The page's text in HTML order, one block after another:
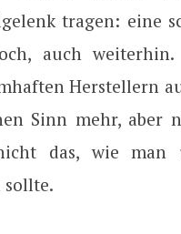
tragen: eine
auch weiterhin.
Herstellern
Sinn mehr, aber
das, wie man
sollte.